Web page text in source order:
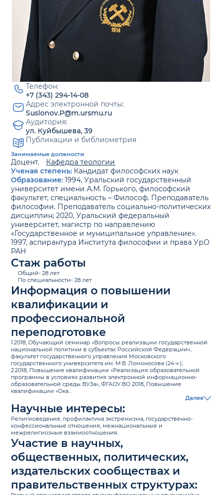
Телефон:
+7 (343) 294-14-08
Адрес электронной почты:
Suslonov.P@m.ursmu.ru
Аудитория:
ул. Куйбышева, 39
Публикации и библиометрия
Занимаемые должности
Доцент.
Кафедра теологии
Ученая степень: Кандидат философских наук
Образование: 1994, Уральский государственный
университет имени А.М. Горького, философский
факультет, специальность – Философ. Преподаватель
философии. Преподаватель социально-политических
дисциплин; 2020, Уральский федеральный
университет, магистр по направлению
«Государственное и муниципальное управление».
1997, аспирантура Института философии и права УрО
РАН
Стаж работы
Общий- 28 лет
По специальности- 28 лет
Информация о повышении
квалификации и
профессиональной
переподготовке
1.2018, Обучающий семинар «Вопросы реализации государственной
национальной политики в субъектах Российской Федерации»,
факультет государственного управления Московского
государственного университета им. М.В. Ломоносова (24 ч.);
2.2018, Повышение квалификации «Реализация образовательной
программы в условиях развития электронной информационно-
образовательной среды ВУЗа», ФГАОУ ВО 2018, Повышение
квалификации «Ока...
Далее
Научные интересы:
Религиоведение, профилактика экстремизма, государственно-
конфессиональные отношения, межнациональные и
межрелигиозные взаимоотношения.
Участие в научных,
общественных, политических,
издательских сообществах и
правительственных структурах: